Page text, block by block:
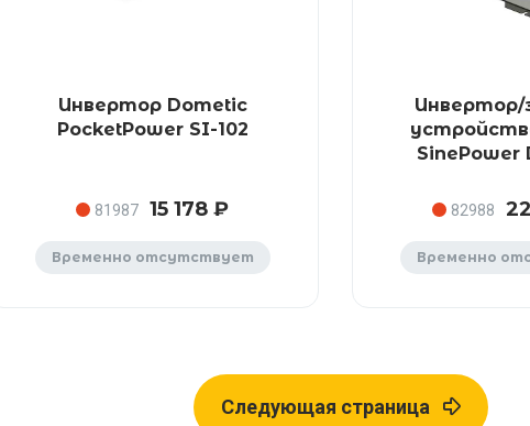
Инвертор Dometic
PocketPower SI-102
81987 15 178 ₽
Временно отсутствует
Инвертор/
SinePower
82988
Временно
Следующая страница